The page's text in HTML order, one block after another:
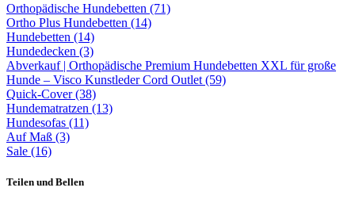
Orthopädische Hundebetten (71)
Ortho Plus Hundebetten (14)
Hundebetten (14)
Hundedecken (3)
Abverkauf | Orthopädische Premium Hundebetten XXL für große
Hunde – Visco Kunstleder Cord Outlet (59)
Quick-Cover (38)
Hundematratzen (13)
Hundesofas (11)
Auf Maß (3)
Sale (16)
Teilen und Bellen